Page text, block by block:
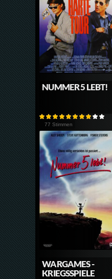
NUMMER 5 LEBT!
77 Stimmen
WARGAMES -
KRIEGSSPIELE